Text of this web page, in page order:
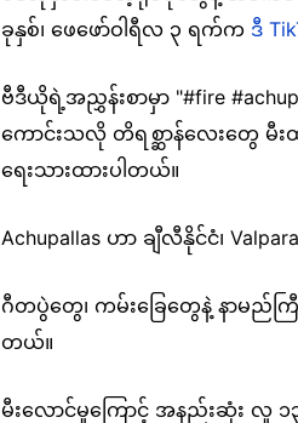
ခုနှစ်၊ ဖေဖော်ဝါရီလ ၃ ရက်က ဒီ
ဗီဒီယိုရဲ့အညွှန်းစာမှာ "#fire
ကောင်းသလို တိရစ္ဆာန်လေးတွေ မီး
ရေးသားထားပါတယ်။
Achupallas ဟာ ချီလီနိုင်ငံ၊
ဂီတပွဲတွေ၊ ကမ်းခြေတွေနဲ့ နာမည်
တယ်။
မီးလောင်မှုကြောင့် အနည်းဆုံး လူ